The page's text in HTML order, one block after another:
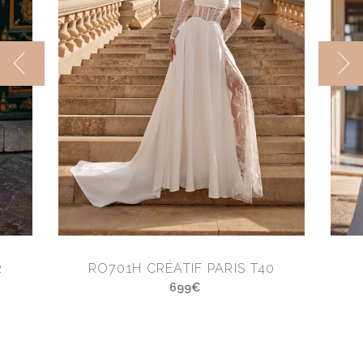
RO701H CRÉATIF PARIS T40
699€